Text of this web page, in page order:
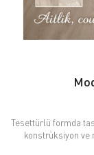
Tesettürlü formda
konstrüksiyon ve